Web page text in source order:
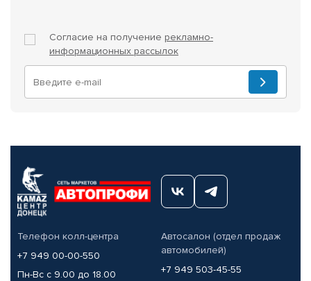
Согласие на получение рекламно-
информационных рассылок
Телефон колл-центра
+7 949 00-00-550
Пн-Вс с 9.00 до 18.00
Автосалон (отдел продаж
автомобилей)
+7 949 503-45-55